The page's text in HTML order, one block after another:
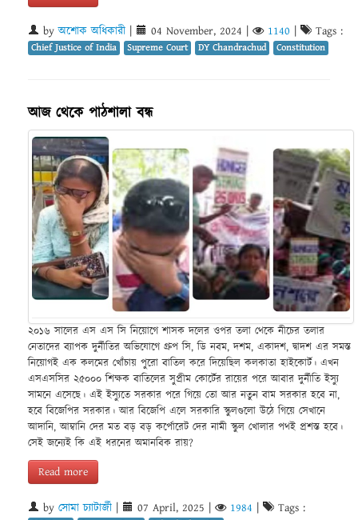
byঅশোক অধিকারী | 04 November, 2024 | 1140 | Tags :
Chief Justice of India Supreme Court DY Chandrachud Constitution
আজ থেকে পাঠশালা বন্ধ
২০১৬ সালের এস এস সি নিয়োগে শাসক দলের ওপর তলা থেকে নীচের তলার
নেতাদের ব্যাপক দুর্নীতির অভিযোগে গ্রুপ সি, ডি নবম, দশম, একাদশ, দ্বাদশ এর সমস্ত
নিয়োগই এক কলমের খোঁচায় পুরো বাতিল করে দিয়েছিল কলকাতা হাইকোর্ট। এখন
এসএসসির ২৫০০০ শিক্ষক বাতিলের সুপ্রীম কোর্টের রায়ের পরে আবার দুর্নীতি ইস্যু
সামনে এসেছে। এই ইস্যুতে সরকার পরে গিয়ে তো আর নতুন বাম সরকার হবে না,
হবে বিজেপির সরকার। আর বিজেপি এলে সরকারি স্কুলগুলো উঠে গিয়ে সেখানে
আদানি, আম্বানি দের মত বড় বড় কর্পোরেট দের নামী স্কুল খোলার পথই প্রশস্ত হবে।
সেই জন্যেই কি এই ধরনের অমানবিক রায়?
Read more
by সোমা চ্যাটার্জী | 07 April, 2025 | 1984 | Tags :